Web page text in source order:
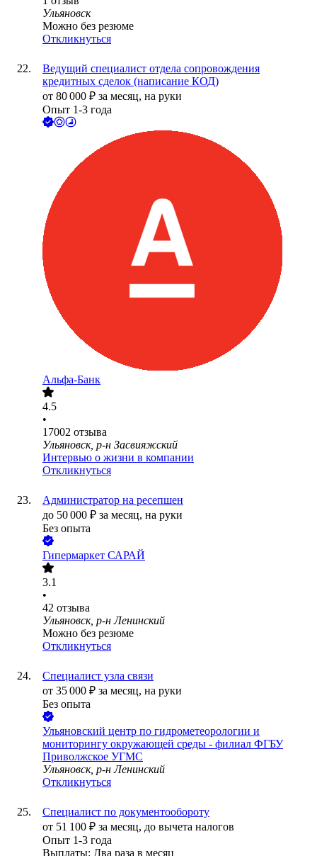
Ульяновск
Можно без резюме
Откликнуться
Ведущий специалист отдела сопровождения
кредитных сделок (написание КОД)
от 80 000 ₽ за месяц, на руки
Опыт 1-3 года
Альфа-Банк
4.5
•
17002 отзыва
Ульяновск, р-н Засвияжский
Интервью о жизни в компании
Откликнуться
Администратор на ресепшен
до 50 000 ₽ за месяц, на руки
Без опыта
Гипермаркет САРАЙ
3.1
•
42 отзыва
Ульяновск, р-н Ленинский
Можно без резюме
Откликнуться
Специалист узла связи
от 35 000 ₽ за месяц, на руки
Без опыта
Ульяновский центр по гидрометеорологии и
мониторингу окружающей среды - филиал ФГБУ
Приволжское УГМС
Ульяновск, р-н Ленинский
Откликнуться
Специалист по документообороту
от 51 100 ₽ за месяц, до вычета налогов
Опыт 1-3 года
Выплаты: Два раза в месяц